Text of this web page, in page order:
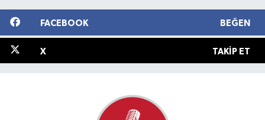
FACEBOOK BEĞEN
X TAKIP ET